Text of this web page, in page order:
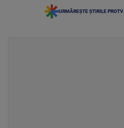
URMĂREȘTE ȘTIRILE